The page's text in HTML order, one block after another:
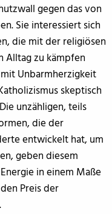
gegen das von
Sie interessiert sich
die mit der religiösen
Alltag zu kämpfen
Unbarmherzigkeit
skeptisch
unzähligen, teils
die der
entwickelt hat, um
geben diesem
in einem Maße
Preis der